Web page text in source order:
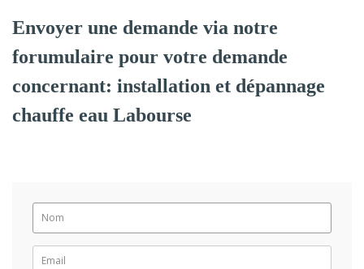
Envoyer une demande via notre
forumulaire pour votre demande
concernant: installation et dépannage
chauffe eau Labourse